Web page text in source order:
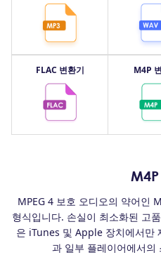
FLAC 변환기 M4P
MPEG 4 보호 오디오의 약어인
형식입니다. 손실이 최소화된 고
은 iTunes 및 Apple 장치에서만
과 일부 플레이어에서의